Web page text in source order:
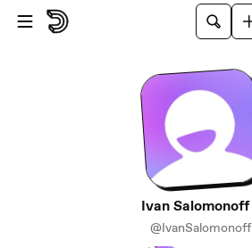
Saltar al contenido principal
Ivan Salomonoff
@IvanSalomonoff